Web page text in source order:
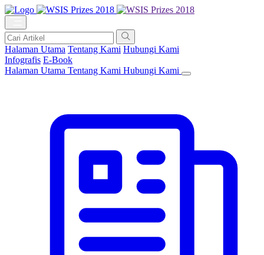
Halaman Utama Tentang Kami Hubungi Kami
Infografis E-Book
Halaman Utama Tentang Kami Hubungi Kami